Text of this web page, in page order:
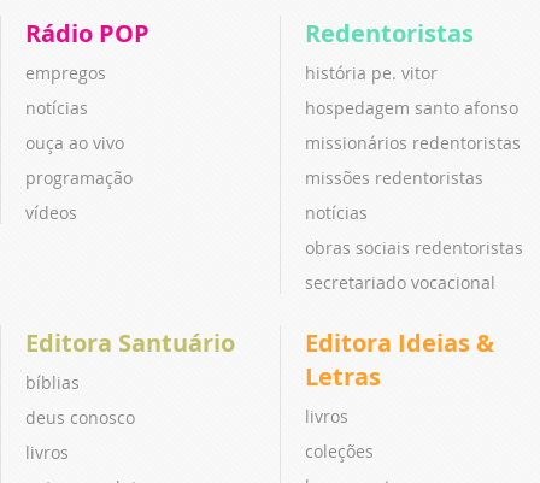
Rádio POP
empregos
notícias
ouça ao vivo
programação
vídeos
Redentoristas
história pe. vitor
hospedagem santo afonso
missionários redentoristas
missões redentoristas
notícias
obras sociais redentoristas
secretariado vocacional
Editora Santuário
bíblias
deus conosco
livros
Editora Ideias &
Letras
livros
coleções